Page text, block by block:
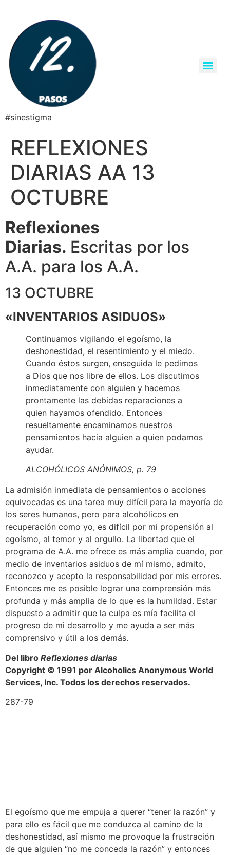
#sinestigma
REFLEXIONES
DIARIAS AA 13
OCTUBRE
Reflexiones
Diarias. Escritas por los
A.A. para los A.A.
13 OCTUBRE
«INVENTARIOS ASIDUOS»
Continuamos vigilando el egoísmo, la
deshonestidad, el resentimiento y el miedo.
Cuando éstos surgen, enseguida le pedimos
a Dios que nos libre de ellos. Los discutimos
inmediatamente con alguien y hacemos
prontamente las debidas reparaciones a
quien hayamos ofendido. Entonces
resueltamente encaminamos nuestros
pensamientos hacia alguien a quien podamos
ayudar.
ALCOHÓLICOS ANÓNIMOS, p. 79
La admisión inmediata de pensamientos o acciones
equivocadas es una tarea muy difícil para la mayoría de
los seres humanos, pero para alcohólicos en
recuperación como yo, es difícil por mi propensión al
egoísmo, al temor y al orgullo. La libertad que el
programa de A.A. me ofrece es más amplia cuando, por
medio de inventarios asiduos de mí mismo, admito,
reconozco y acepto la responsabilidad por mis errores.
Entonces me es posible lograr una comprensión más
profunda y más amplia de lo que es la humildad. Estar
dispuesto a admitir que la culpa es mía facilita el
progreso de mi desarrollo y me ayuda a ser más
comprensivo y útil a los demás.
Del libro Reflexiones diarias
Copyright © 1991 por Alcoholics Anonymous World
Services, Inc. Todos los derechos reservados.
287-79
El egoísmo que me empuja a querer “tener la razón” y
para ello es fácil que me conduzca al camino de la
deshonestidad, así mismo me provoque la frustración
de que alguien “no me conceda la razón” y entonces